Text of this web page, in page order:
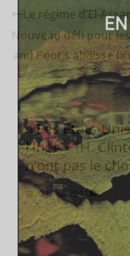
Le régime d’El-
Nouveau défi pour
and Poor’s abaisse
« Les Etats-
l’Inde » (H.
n’ont pas le
20 juillet 2011 0